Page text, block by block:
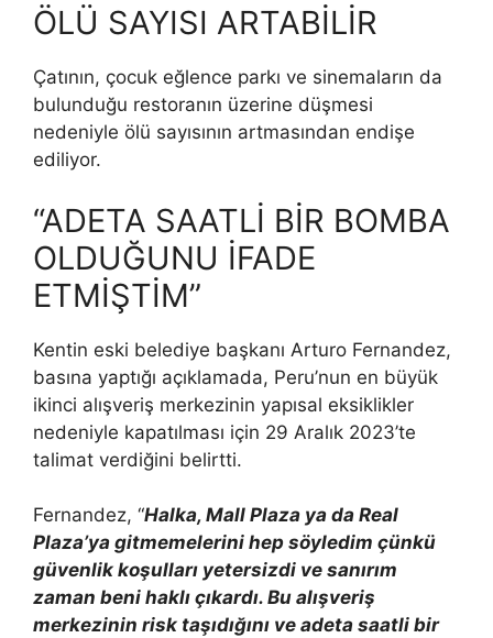
ÖLÜ SAYISI ARTABİLİR
Çatının, çocuk eğlence parkı ve sinemaların da
bulunduğu restoranın üzerine düşmesi
nedeniyle ölü sayısının artmasından endişe
ediliyor.
“ADETA SAATLİ BİR BOMBA
OLDUĞUNU İFADE
ETMİŞTİM”
Kentin eski belediye başkanı Arturo Fernandez,
basına yaptığı açıklamada, Peru’nun en büyük
ikinci alışveriş merkezinin yapısal eksiklikler
nedeniyle kapatılması için 29 Aralık 2023’te
talimat verdiğini belirtti.
Fernandez, “Halka, Mall Plaza ya da Real
Plaza’ya gitmemelerini hep söyledim çünkü
güvenlik koşulları yetersizdi ve sanırım
zaman beni haklı çıkardı. Bu alışveriş
merkezinin risk taşıdığını ve adeta saatli bir